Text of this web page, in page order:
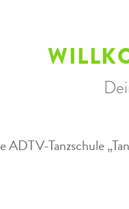
ADTV-Tanzschule